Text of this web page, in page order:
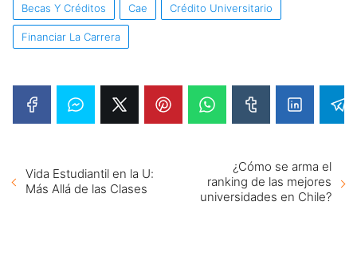
Becas Y Créditos Cae Crédito Universitario
Financiar La Carrera
Vida Estudiantil en la U:
Más Allá de las Clases
¿Cómo se arma el
ranking de las mejores
universidades en Chile?